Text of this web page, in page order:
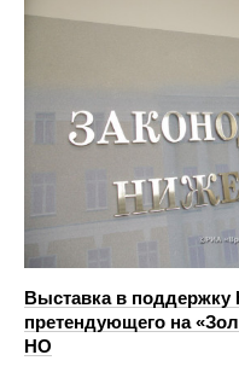
Выставка в поддержку
претендующего на
НО